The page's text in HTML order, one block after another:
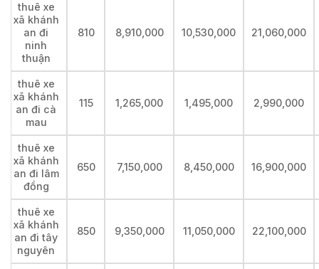
thuê xe
xã khánh
an đi
ninh
thuận
810 8,910,000 10,530,000 21,060,000
thuê xe
xã khánh
an đi cà
mau
115 1,265,000 1,495,000 2,990,000
thuê xe
xã khánh
an đi lâm
đồng
650 7,150,000 8,450,000 16,900,000
thuê xe
xã khánh
an đi tây
nguyên
850 9,350,000 11,050,000 22,100,000